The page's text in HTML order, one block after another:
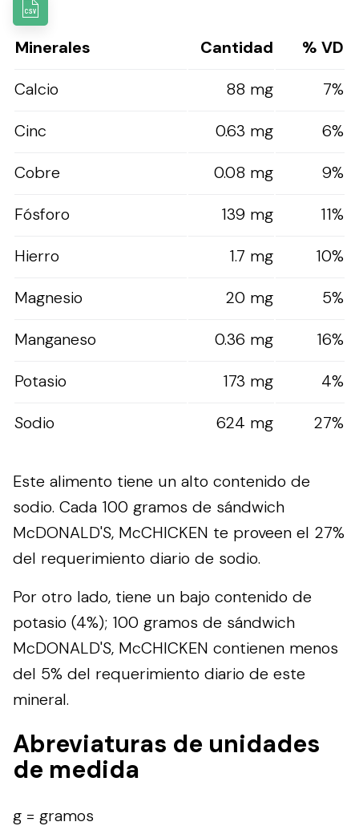
Minerales Cantidad
% VD
Calcio
88 mg
7%
Cinc
0.63 mg
6%
Cobre
0.08 mg
9%
Fósforo
139 mg
11%
Hierro
1.7 mg
10%
Magnesio
20 mg
5%
Manganeso
0.36 mg
16%
Potasio
173 mg
4%
Sodio
624 mg 27%
Este alimento tiene un alto contenido de
sodio. Cada 100 gramos de sándwich
McDONALD'S, McCHICKEN te proveen el 27%
del requerimiento diario de sodio.
Por otro lado, tiene un bajo contenido de
potasio (4%); 100 gramos de sándwich
McDONALD'S, McCHICKEN contienen menos
del 5% del requerimiento diario de este
mineral.
Abreviaturas de unidades
de medida
g = gramos